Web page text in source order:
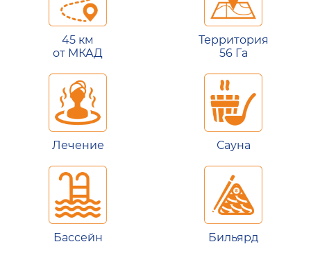
45 км
от МКАД
Территория
56 Га
Лечение Сауна
Бассейн Бильярд